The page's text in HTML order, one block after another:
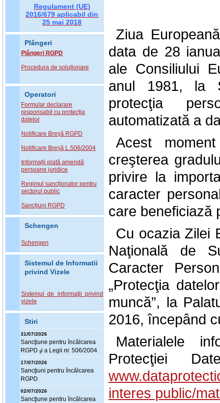
Regulament (UE)
2016/679 aplicabil din
25 mai 2018
Plângeri
Plângeri RGPD
Procedura de soluționare
Operatori
Formular declarare
responsabil cu protecția
datelor
Notificare Breșă RGPD
Notificare Breșă L.506/2004
Informații plată amendă
persoane juridice
Regimul sancționator pentru
sectorul public
Sancțiuni RGPD
Schengen
Schengen
Sistemul de Informatii
privind Vizele
Sistemul de informaţii privind
vizele
Stiri
31/07/2026
Sancţiune pentru încălcarea
RGPD şi a Legii nr. 506/2004
17/07/2026
Sancţiuni pentru încălcarea
RGPD
02/07/2026
Sancţiune pentru încălcarea
Ziua
data de 28
ale Consiliului
anul 1981, la
protecţia
automatizată a
Acest
creşterea
privire la
caracter
care beneficiază
Cu ocazia Zilei
Naţională de
Caracter
„Protecţia
muncă”, la
2016, începând
Materialele
Protecţiei
interes public/